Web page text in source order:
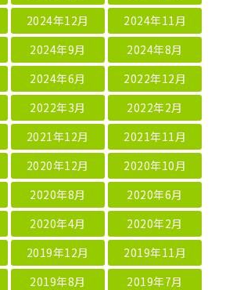
2024年12月
2024年11月
2024年9月
2024年8月
2024年6月
2022年12月
2022年3月
2022年2月
2021年12月
2021年11月
2020年12月
2020年10月
2020年8月
2020年6月
2020年4月
2020年2月
2019年12月
2019年11月
2019年8月
2019年7月